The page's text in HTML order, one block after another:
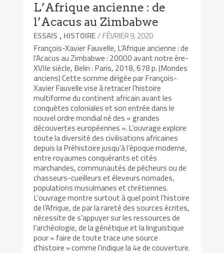
L’Afrique ancienne : de
l’Acacus au Zimbabwe
ESSAIS , HISTOIRE/ FÉVRIER 9, 2020
François-Xavier Fauvelle, L’Afrique ancienne : de
l’Acacus au Zimbabwe : 20000 avant notre ère-
XVIIe siècle, Belin : Paris, 2018, 678 p. (Mondes
anciens) Cette somme dirigée par François-
Xavier Fauvelle vise à retracer l’histoire
multiforme du continent africain avant les
conquêtes coloniales et son entrée dans le
nouvel ordre mondial né des « grandes
découvertes européennes ». L’ouvrage explore
toute la diversité des civilisations africaines
depuis la Préhistoire jusqu’à l’époque moderne,
entre royaumes conquérants et cités
marchandes, communautés de pêcheurs ou de
chasseurs-cueilleurs et éleveurs nomades,
populations musulmanes et chrétiennes.
L’ouvrage montre surtout à quel point l’histoire
de l’Afrique, de par la rareté des sources écrites,
nécessite de s’appuyer sur les ressources de
l’archéologie, de la génétique et la linguistique
pour « faire de toute trace une source
d’histoire » comme l’indique la 4e de couverture.